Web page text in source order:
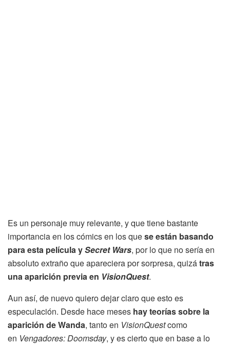
Es un personaje muy relevante, y que tiene bastante
importancia en los cómics en los quese están basando
para esta película ySecret Wars, por lo que no sería en
absoluto extraño que apareciera por sorpresa, quizátras
una aparición previa en VisionQuest.
Aun así, de nuevo quiero dejar claro que esto es
especulación. Desde hace meses hay teorías sobre la
aparición de Wanda, tanto en VisionQuestcomo
en Vengadores: Doomsday, y es cierto que en base a lo